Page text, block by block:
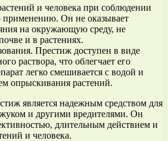
и человека при соблюдении
применению. Он не оказывает
на окружающую среду, не
и в растениях.
Престиж доступен в виде
раствора, что облегчает его
легко смешивается с водой и
опрыскивания растений.
является надежным средством для
и другими вредителями. Он
длительным действием и
и человека.